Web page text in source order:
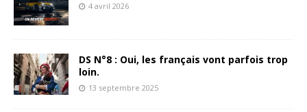
4 avril 2026
DS N°8 : Oui, les français vont parfois trop
loin.
13 septembre 2025